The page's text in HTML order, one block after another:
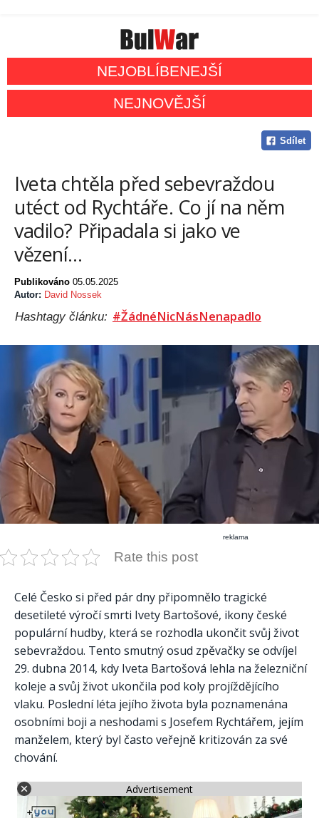
NEJOBLÍBENEJŠÍ
NEJNOVĚJŠÍ
Sdílet
Iveta chtěla před sebevraždou
utéct od Rychtáře. Co jí na něm
vadilo? Připadala si jako ve
vězení…
Publikováno 05.05.2025
Autor: David Nossek
Hashtagy článku: #ŽádnéNicNásNenapadlo
reklama
Rate this post
Celé Česko si před pár dny připomnělo tragické
desetileté výročí smrti Ivety Bartošové, ikony české
populární hudby, která se rozhodla ukončit svůj život
sebevraždou. Tento smutný osud zpěvačky se odvíjel
29. dubna 2014, kdy Iveta Bartošová lehla na železniční
koleje a svůj život ukončila pod koly projíždějícího
vlaku. Poslední léta jejího života byla poznamenána
osobními boji a neshodami s Josefem Rychtářem, jejím
manželem, který byl často veřejně kritizován za své
chování.
Advertisement